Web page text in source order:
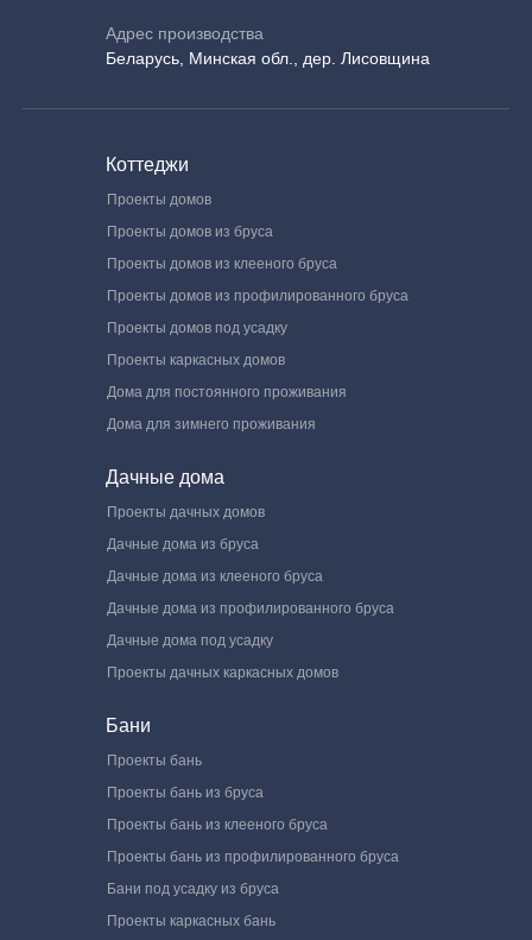
Адрес производства
Беларусь, Минская обл., дер. Лисовщина
Коттеджи
Проекты домов
Проекты домов из бруса
Проекты домов из клееного бруса
Проекты домов из профилированного бруса
Проекты домов под усадку
Проекты каркасных домов
Дома для постоянного проживания
Дома для зимнего проживания
Дачные дома
Проекты дачных домов
Дачные дома из бруса
Дачные дома из клееного бруса
Дачные дома из профилированного бруса
Дачные дома под усадку
Проекты дачных каркасных домов
Бани
Проекты бань
Проекты бань из бруса
Проекты бань из клееного бруса
Проекты бань из профилированного бруса
Бани под усадку из бруса
Проекты каркасных бань